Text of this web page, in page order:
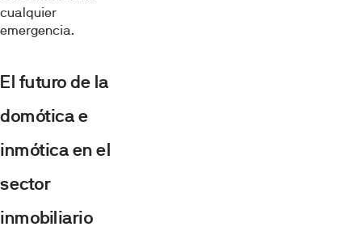
cualquier
emergencia.
El futuro de la
domótica e
inmótica en el
sector
inmobiliario